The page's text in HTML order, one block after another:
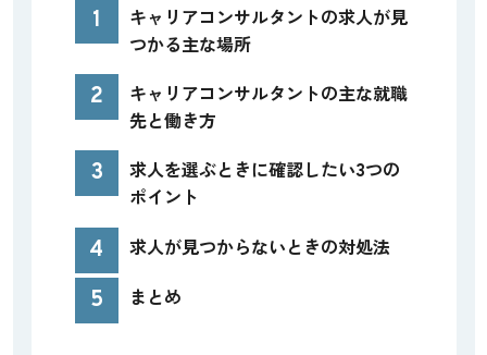
1
キャリアコンサルタントの求人が見
つかる主な場所
2
キャリアコンサルタントの主な就職
先と働き方
3
求人を選ぶときに確認したい3つの
ポイント
4 求人が見つからないときの対処法
5 まとめ